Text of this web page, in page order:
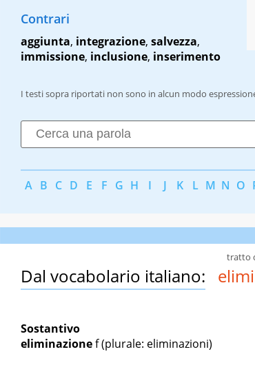
Contrari
aggiunta, integrazione, salvezza,
immissione, inclusione, inserimento
I testi sopra riportati non sono in alcun modo
A B C D E F G H I J K L M N O
Dal vocabolario italiano:
Sostantivo
eliminazionef(plurale: eliminazioni)
tratto